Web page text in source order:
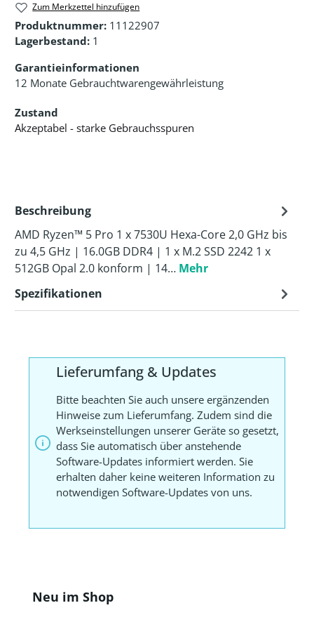
Zum Merkzettel hinzufügen
Produktnummer: 11122907
Lagerbestand: 1
Garantieinformationen
12 Monate Gebrauchtwarengewährleistung
Zustand
Akzeptabel - starke Gebrauchsspuren
Beschreibung
AMD Ryzen™ 5 Pro 1 x 7530U Hexa-Core 2,0 GHz bis
zu 4,5 GHz | 16.0GB DDR4 | 1 x M.2 SSD 2242 1 x
512GB Opal 2.0 konform | 14… Mehr
Spezifikationen
Lieferumfang & Updates
Bitte beachten Sie auch unsere ergänzenden
Hinweise zum Lieferumfang. Zudem sind die
Werkseinstellungen unserer Geräte so gesetzt,
dass Sie automatisch über anstehende
Software-Updates informiert werden. Sie
erhalten daher keine weiteren Information zu
notwendigen Software-Updates von uns.
Produktgalerie überspringen
Neu im Shop